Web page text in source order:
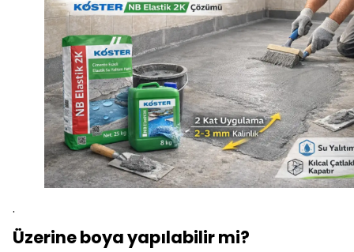
.
Üzerine boya yapılabilir mi?